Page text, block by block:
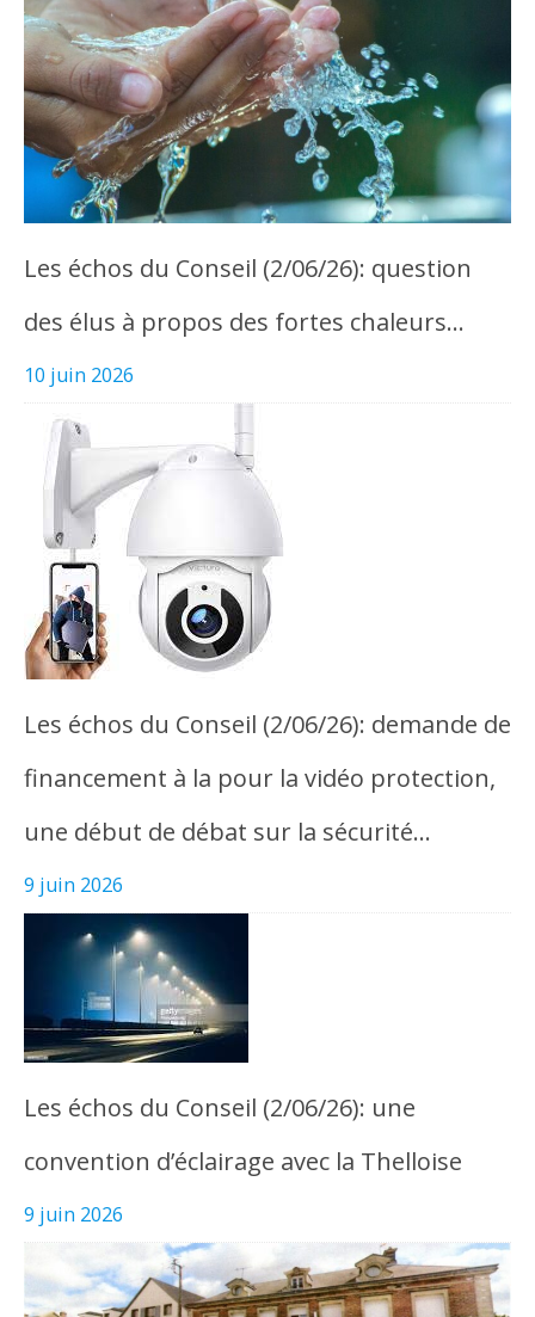
Les échos du Conseil (2/06/26): question
des élus à propos des fortes chaleurs…
10 juin 2026
Les échos du Conseil (2/06/26): demande de
financement à la pour la vidéo protection,
une début de débat sur la sécurité…
9 juin 2026
Les échos du Conseil (2/06/26): une
convention d’éclairage avec la Thelloise
9 juin 2026